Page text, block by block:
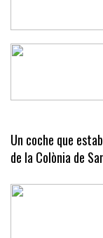
Un coche que
de la Colònia de